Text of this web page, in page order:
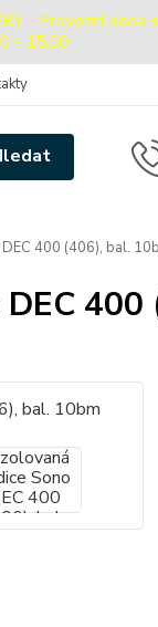
- Provozní
- 15:00
400 (406), bal.